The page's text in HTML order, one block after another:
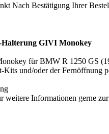
Nach Bestätigung Ihrer
Halterung GIVI Monokey
für BMW R 1250 GS
und/oder der Fernöffnung
weitere Informationen gerne